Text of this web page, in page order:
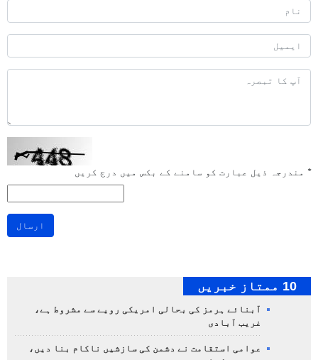
* مندرجہ ذیل عبارت کو سامنے کے بکس میں درج کریں
ارسال
10 ممتاز خبریں
آبنائے ہرمز کی بحالی امریکی رویے سے مشروط ہے،
غریب آبادی
عوامی استقامت نے دشمن کی سازشیں ناکام بنا دیں،